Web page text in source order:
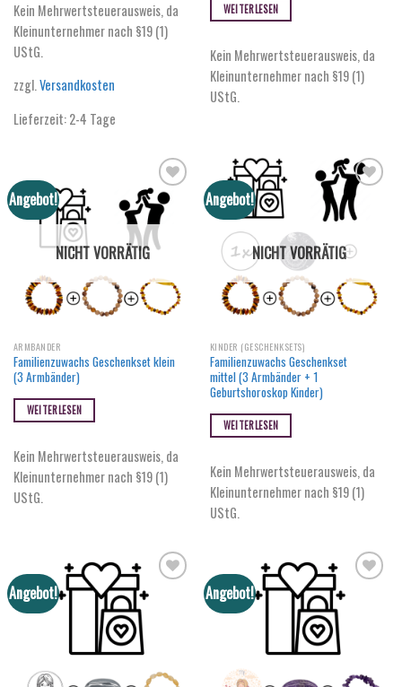
Kein Mehrwertsteuerausweis, da
Kleinunternehmer nach §19 (1)
UStG.
zzgl.Versandkosten
Lieferzeit:2-4 Tage
WEITERLESEN
Kein Mehrwertsteuerausweis, da
Kleinunternehmer nach §19 (1)
UStG.
Angebot!
NICHT VORRÄTIG
ARMBÄNDER
Familienzuwachs Geschenkset klein
(3 Armbänder)
WEITERLESEN
Kein Mehrwertsteuerausweis, da
Kleinunternehmer nach §19 (1)
UStG.
Angebot!
NICHT VORRÄTIG
KINDER (GESCHENKSETS)
Familienzuwachs Geschenkset
mittel (3 Armbänder + 1
Geburtshoroskop Kinder)
WEITERLESEN
Kein Mehrwertsteuerausweis, da
Kleinunternehmer nach §19 (1)
UStG.
Angebot! Angebot!